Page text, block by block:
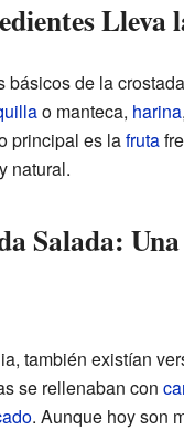
Lleva
básicos de la
o manteca, harina,
principal es lafruta
natural.
Salada:
también existían
se rellenaban con
. Aunque hoy son